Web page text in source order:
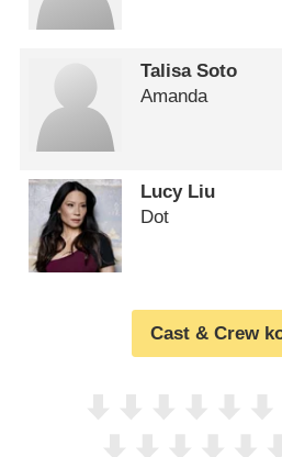
Talisa Soto
Amanda
Lucy Liu
Dot
Cast & Crew